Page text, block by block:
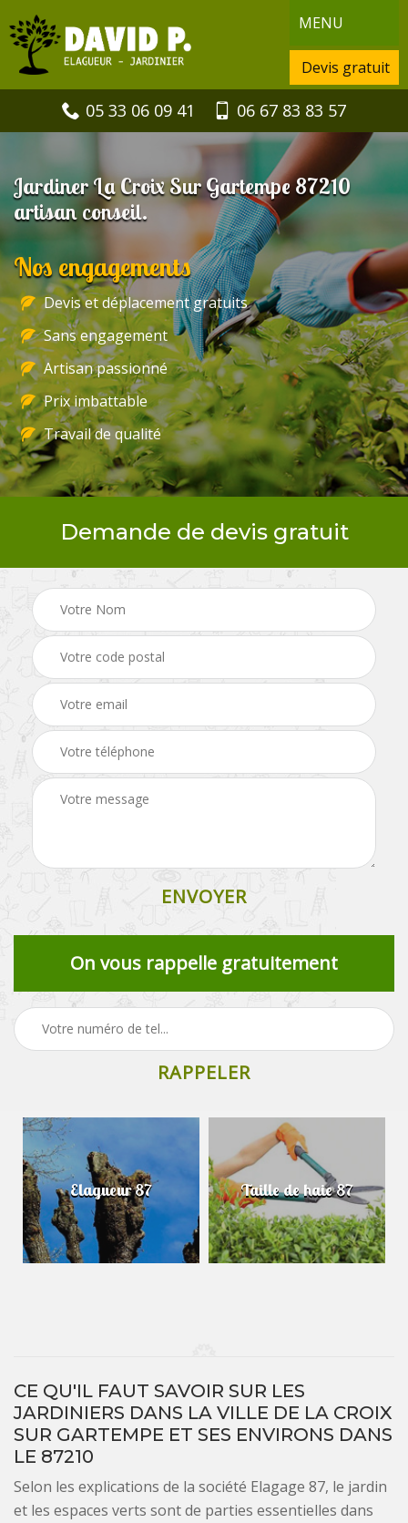
MENU
Devis gratuit
05 33 06 09 41 06 67 83 83 57
Jardiner La Croix Sur Gartempe 87210
artisan conseil.
Nos engagements
Devis et déplacement gratuits
Sans engagement
Artisan passionné
Prix imbattable
Travail de qualité
Demande de devis gratuit
On vous rappelle gratuitement
Elagueur 87 Taille de haie 87
CE QU'IL FAUT SAVOIR SUR LES
JARDINIERS DANS LA VILLE DE LA CROIX
SUR GARTEMPE ET SES ENVIRONS DANS
LE 87210
Selon les explications de la société Elagage 87, le jardin
et les espaces verts sont de parties essentielles dans